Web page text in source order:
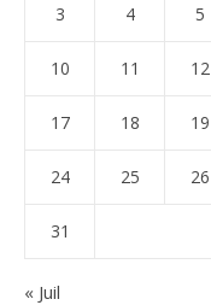
3 4 5
10 11 12
17 18 19
24 25 26
31
« Juil